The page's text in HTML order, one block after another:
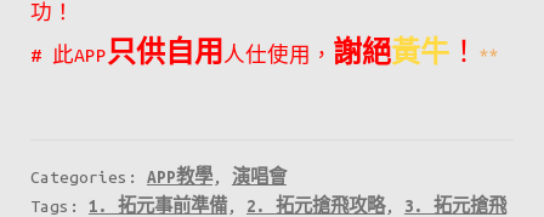
功！
# 此APP 只供自用 人仕使用， 謝絕黃牛！ **
Categories: APP教學, 演唱會
Tags: 1. 拓元事前準備, 2. 拓元搶飛攻略, 3. 拓元搶飛